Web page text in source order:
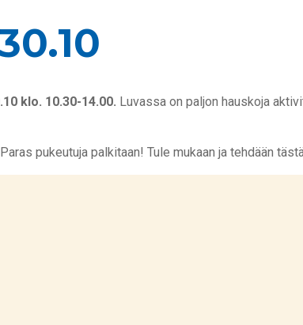
klo. 10.30-14.00. Luvassa on paljon hauskoja
pukeutuja palkitaan! Tule mukaan ja tehdään